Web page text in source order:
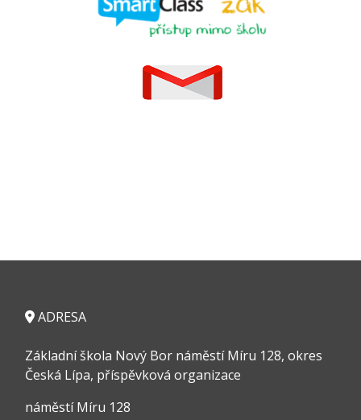
ADRESA
Základní škola Nový Bor náměstí Míru 128, okres
Česká Lípa, příspěvková organizace
náměstí Míru 128